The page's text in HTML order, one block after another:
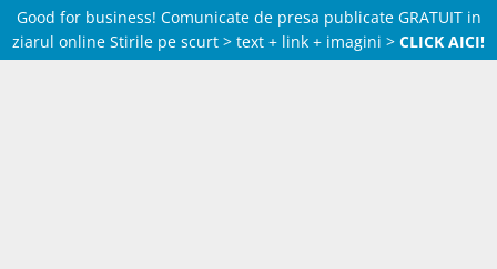
Good for business! Comunicate de presa publicate GRATUIT in
ziarul online Stirile pe scurt > text + link + imagini > CLICK AICI!